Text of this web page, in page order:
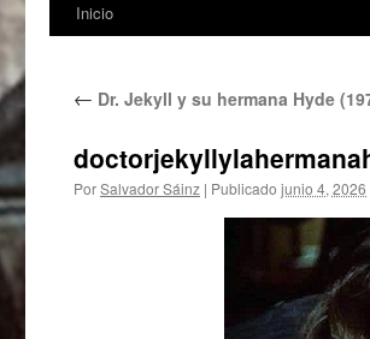
Inicio
← Dr. Jekyll y su hermana Hyde
PorSalvador Sáinz | Publicado junio 4, 2026